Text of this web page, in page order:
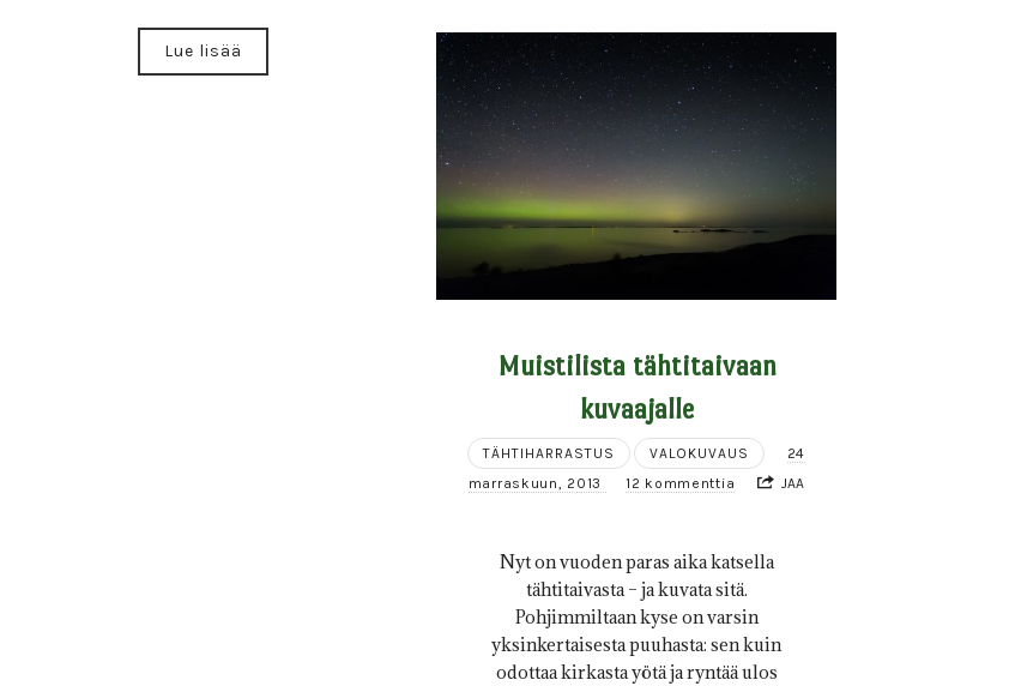
Lue lisää
Muistilista tähtitaivaan
kuvaajalle
TÄHTIHARRASTUS VALOKUVAUS
24
marraskuun, 2013
12 kommenttia JAA
Nyt on vuoden paras aika katsella
tähtitaivasta – ja kuvata sitä.
Pohjimmiltaan kyse on varsin
yksinkertaisesta puuhasta: sen kuin
odottaa kirkasta yötä ja ryntää ulos